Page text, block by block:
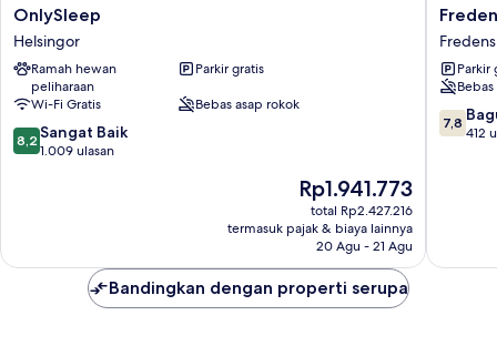
OnlySleep
Helsingor
OnlySleep
Helsingor
Ramah hewan
peliharaan
Parkir gratis
Wi-Fi Gratis
Bebas asap rokok
8.2
dari
8,2 Sangat Baik
1.009 ulasan
Harga
sekarang
Rp1.941.773
Rp1.941.773
total Rp2.427.216
termasuk pajak & biaya lainnya
20 Agu - 21 Agu
Parkir
7.8
dari
7,8
412
Bandingkan dengan properti serupa